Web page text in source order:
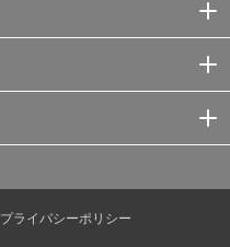
プライバシーポリシー